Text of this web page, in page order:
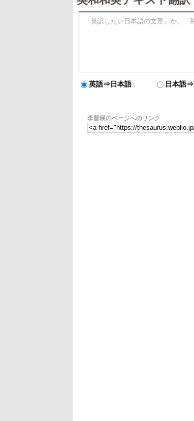
英語⇒日本語 日本語
李晋暎のページへのリンク